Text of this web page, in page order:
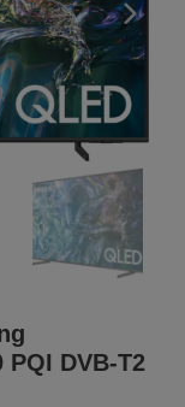
PQI DVB-T2